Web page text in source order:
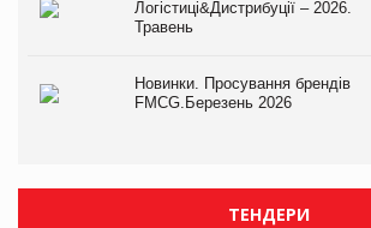
Логістиці&Дистрибуції – 2026.
Травень
Новинки. Просування брендів
FMCG.Березень 2026
ТЕНДЕРИ